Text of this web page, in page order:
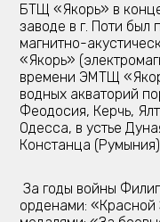
БТЩ «Якорь» в
заводе в г. Поти был
магнитно-
«Якорь»
времени ЭМТЩ
водных акваторий
Феодосия, Керчь,
Одесса, в устье
Констанца
За годы войны
орденами: